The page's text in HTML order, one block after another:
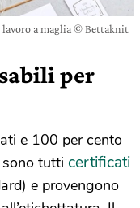
a maglia © Bettaknit
per
e 100 per cento
sono tutti certificati
e provengono